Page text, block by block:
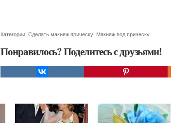
Категории: Сделать макияж прическу Макияж под прическу
Понравилось? Поделитесь с друзьями!